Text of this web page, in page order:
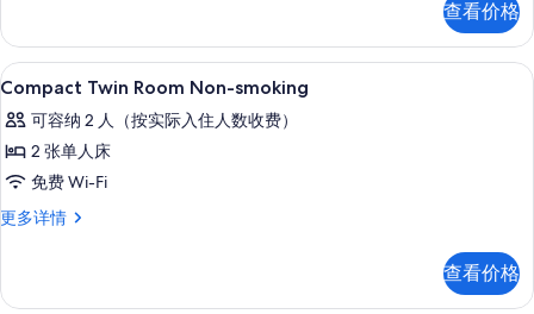
有
照
片
信
息
查看价格
显
示
Compact
Twin
Room
Non-
所
羽绒被、客房内保险箱、办公桌、笔
1
Compact Twin Room Non-smoking
可容纳 2 人（按实际入住人数收费）
2 张单人床
免费 Wi-Fi
更多详情
Compact
smoking
查看价格